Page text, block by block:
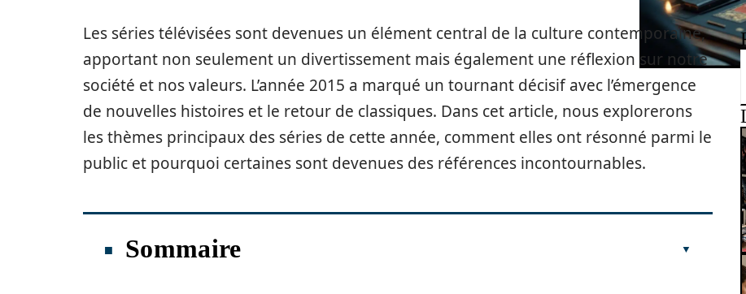
Les séries télévisées sont devenues un élément central de la culture contemporaine,
apportant non seulement un divertissement mais également une réflexion sur notre
société et nos valeurs. L’année 2015 a marqué un tournant décisif avec l’émergence
de nouvelles histoires et le retour de classiques. Dans cet article, nous explorerons
les thèmes principaux des séries de cette année, comment elles ont résonné parmi le
public et pourquoi certaines sont devenues des références incontournables.
Sommaire